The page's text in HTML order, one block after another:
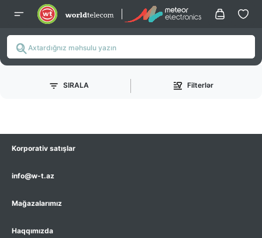
SIRALA Filterlər
Korporativ satışlar
info@w-t.az
Mağazalarımız
Haqqımızda